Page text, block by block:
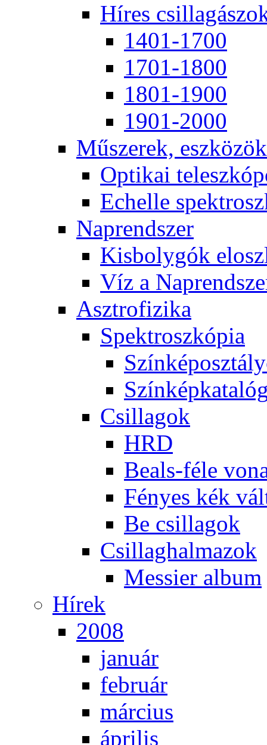
Hí­res
1401-1700
1701-1800
1801-1900
1901-2000
Mű­sze­rek, esz­kö­zök
Op­ti­kai
Echel­le
Nap­rend­szer
Kis­boly­gók
Víz a
Aszt­ro­fi­zi­ka
Spekt­rosz­kó­pia
Csil­la­gok
HRD
Be­als-fé­le
Fé­nyes kék
Be csil­la­gok
Csil­lag­hal­ma­zok
Mes­si­er al­bum
Hí­rek
2008
ja­nu­ár
feb­ru­ár
már­ci­us
áp­ri­lis